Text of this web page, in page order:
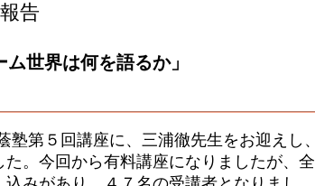
告
ム世界は何を語るか」
第５回講座に、三浦徹先生をお迎えし、
。今回から有料講座になりましたが、全